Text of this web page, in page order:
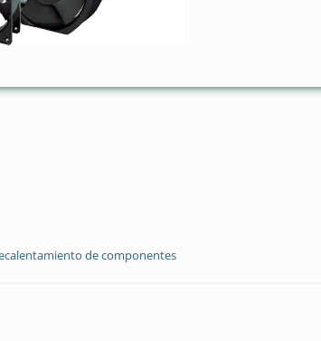
de componentes